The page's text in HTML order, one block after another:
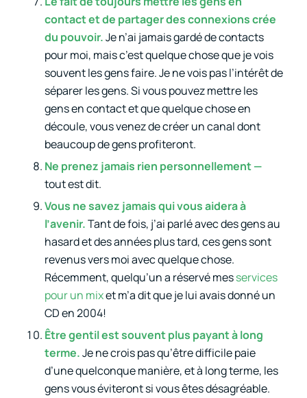
contact et de partager des connexions crée
du pouvoir.Je n’ai jamais gardé de contacts
pour moi, mais c’est quelque chose que je vois
souvent les gens faire. Je ne vois pas l’intérêt de
séparer les gens. Si vous pouvez mettre les
gens en contact et que quelque chose en
découle, vous venez de créer un canal dont
beaucoup de gens profiteront.
Ne prenez jamais rien personnellement —
tout est dit.
Vous ne savez jamais qui vous aidera à
l’avenir.Tant de fois, j’ai parlé avec des gens au
hasard et des années plus tard, ces gens sont
revenus vers moi avec quelque chose.
Récemment, quelqu’un a réservé messervices
pour un mixet m’a dit que je lui avais donné un
CD en 2004!
Être gentil est souvent plus payant à long
terme.Je ne crois pas qu’être difficile paie
d’une quelconque manière, et à long terme, les
gens vous éviteront si vous êtes désagréable.